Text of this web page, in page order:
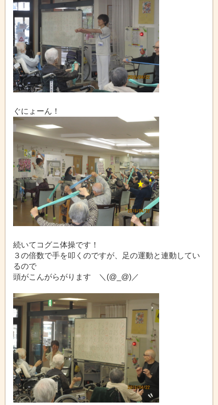
ぐにょーん！
続いてコグニ体操です！
３の倍数で手を叩くのですが、足の運動と連動してい
るので
頭がこんがらがります ＼(@_@)／